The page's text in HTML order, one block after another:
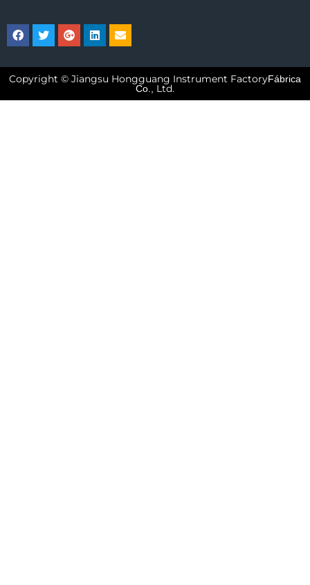
Copyright © Jiangsu Hongguang Instrument FactoryFábrica
Co.,
Ltd.